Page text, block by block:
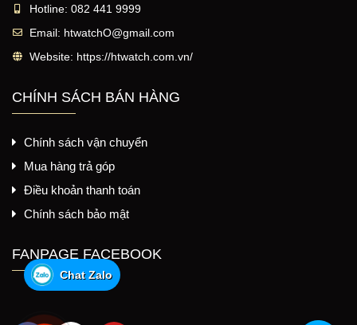
Hotline: 082 441 9999
Email: htwatchO@gmail.com
Website: https://htwatch.com.vn/
CHÍNH SÁCH BÁN HÀNG
Chính sách vận chuyển
Mua hàng trả góp
Điều khoản thanh toán
Chính sách bảo mật
FANPAGE FACEBOOK
Chat Zalo